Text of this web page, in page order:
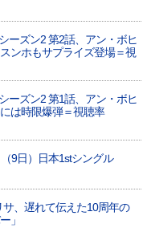
ズン2 第2話、アン・ボヒ
ンホもサプライズ登場＝視
ズン2 第1話、アン・ボヒ
は時限爆弾＝視聴率
9日）日本1stシングル
サ、遅れて伝えた10周年の
」